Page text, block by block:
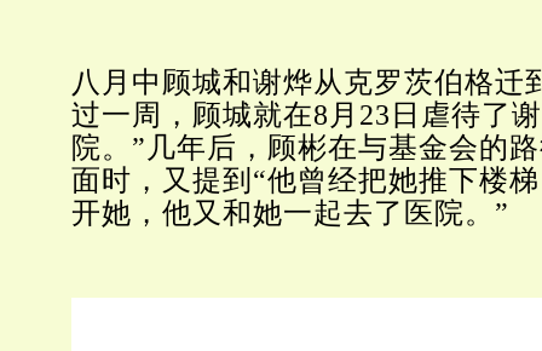
八月中顾城和谢烨从克罗茨伯格迁
过一周，顾城就在8月23日虐待了
院。”几年后，顾彬在与基金会的
面时，又提到“他曾经把她推下楼
开她，他又和她一起去了医院。”